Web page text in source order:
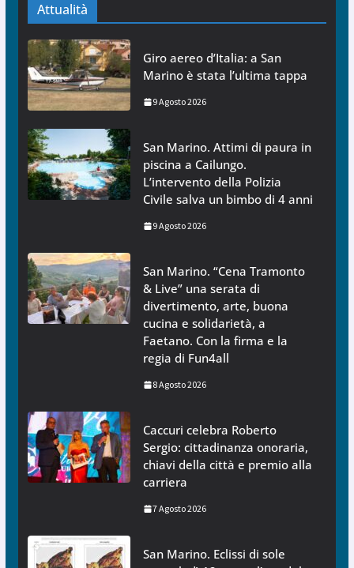
Attualità
Giro aereo d’Italia: a San
Marino è stata l’ultima tappa
9 Agosto 2026
San Marino. Attimi di paura in
piscina a Cailungo.
L’intervento della Polizia
Civile salva un bimbo di 4 anni
9 Agosto 2026
San Marino. “Cena Tramonto
& Live” una serata di
divertimento, arte, buona
cucina e solidarietà, a
Faetano. Con la firma e la
regia di Fun4all
8 Agosto 2026
Caccuri celebra Roberto
Sergio: cittadinanza onoraria,
chiavi della città e premio alla
carriera
7 Agosto 2026
San Marino. Eclissi di sole